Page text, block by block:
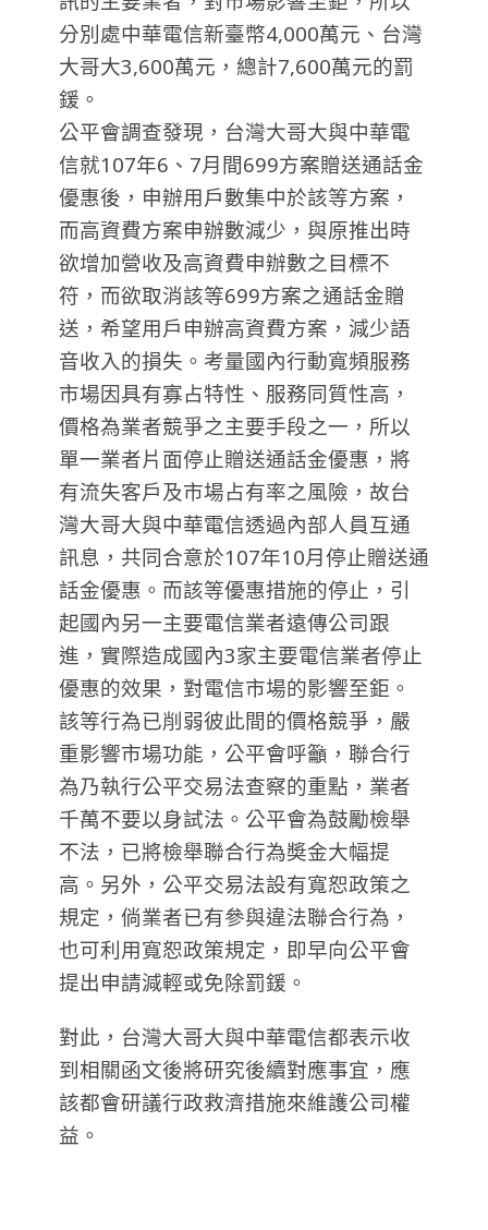
分別處中華電信新臺幣4,000萬元、台灣
大哥大3,600萬元，總計7,600萬元的罰
鍰。
公平會調查發現，台灣大哥大與中華電
信就107年6、7月間699方案贈送通話金
優惠後，申辦用戶數集中於該等方案，
而高資費方案申辦數減少，與原推出時
欲增加營收及高資費申辦數之目標不
符，而欲取消該等699方案之通話金贈
送，希望用戶申辦高資費方案，減少語
音收入的損失。考量國內行動寬頻服務
市場因具有寡占特性、服務同質性高，
價格為業者競爭之主要手段之一，所以
單一業者片面停止贈送通話金優惠，將
有流失客戶及市場占有率之風險，故台
灣大哥大與中華電信透過內部人員互通
訊息，共同合意於107年10月停止贈送通
話金優惠。而該等優惠措施的停止，引
起國內另一主要電信業者遠傳公司跟
進，實際造成國內3家主要電信業者停止
優惠的效果，對電信市場的影響至鉅。
該等行為已削弱彼此間的價格競爭，嚴
重影響市場功能，公平會呼籲，聯合行
為乃執行公平交易法查察的重點，業者
千萬不要以身試法。公平會為鼓勵檢舉
不法，已將檢舉聯合行為奬金大幅提
高。另外，公平交易法設有寬恕政策之
規定，倘業者已有參與違法聯合行為，
也可利用寬恕政策規定，即早向公平會
提出申請減輕或免除罰鍰。
對此，台灣大哥大與中華電信都表示收
到相關函文後將研究後續對應事宜，應
該都會研議行政救濟措施來維護公司權
益。